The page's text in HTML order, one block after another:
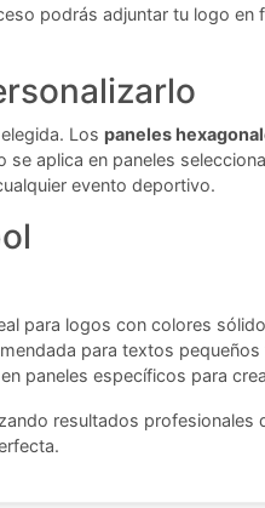
podrás adjuntar tu logo
Los paneles
aplica en paneles
evento deportivo.
para logos con colores
para textos
paneles específicos para
resultados